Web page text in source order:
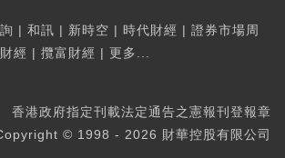
| 和訊 | 新時空 | 時代財經 | 證券市場周
經 | 攬富財經 | 更多...
香港政府指定刊載法定通告之憲報刊登報章
© 1998 - 2026 財華控股有限公司